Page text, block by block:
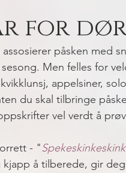
for
påsken med
Men felles for
appelsiner,
du skal tilbringe
vel verdt å
- "
å tilberede, gir